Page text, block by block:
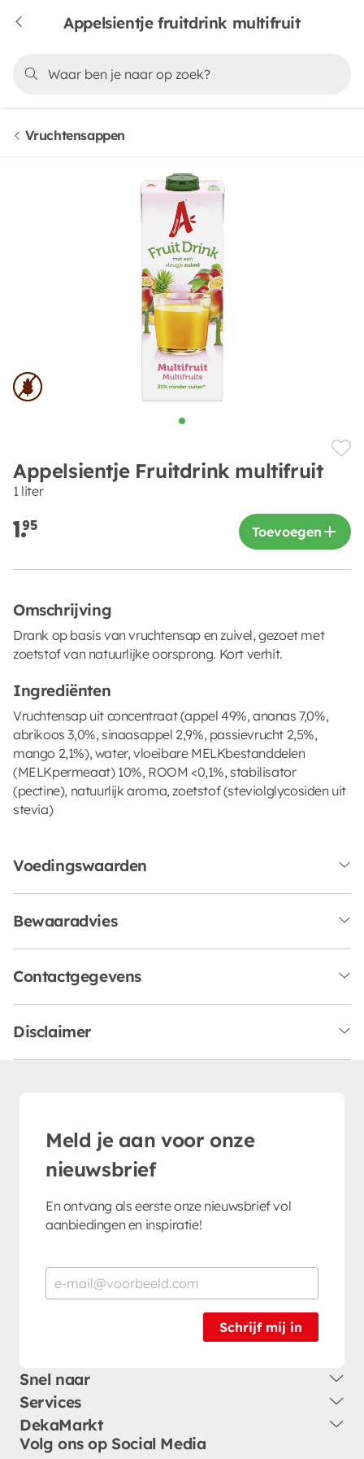
Appelsientje fruitdrink multifruit
Vruchtensappen
Appelsientje Fruitdrink multifruit
1 liter
1.95 Toevoegen
Omschrijving
Drank op basis van vruchtensap en zuivel, gezoet met
zoetstof van natuurlijke oorsprong. Kort verhit.
Ingrediënten
Vruchtensap uit concentraat (appel 49%, ananas 7,0%,
abrikoos 3,0%, sinaasappel 2,9%, passievrucht 2,5%,
mango 2,1%), water, vloeibare MELKbestanddelen
(MELKpermeaat) 10%, ROOM <0,1%, stabilisator
(pectine), natuurlijk aroma, zoetstof (steviolglycosiden uit
stevia)
Voedingswaarden
Bewaaradvies
Contactgegevens
Disclaimer
Meld je aan voor onze
nieuwsbrief
En ontvang als eerste onze nieuwsbrief vol
aanbiedingen en inspiratie!
Schrijf mij in
Snel naar
Services
DekaMarkt
Volg ons op Social Media